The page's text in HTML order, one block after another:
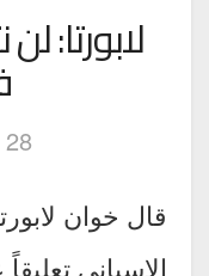
لابورتا:
28 نوفمبر، 2022
قال خوان
الإسباني